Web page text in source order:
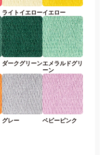
ライトイエローイエロー
ダークグリーンエメラルドグリ
ーン
グレー ベビーピンク